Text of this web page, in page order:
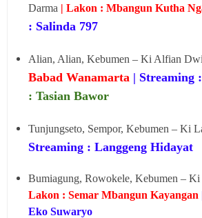
Darma | Lakon : Mbangun Kutha
: Salinda 797
Alian, Alian, Kebumen – Ki Alfian
Babad Wanamarta | Streaming
: Tasian Bawor
Tunjungseto, Sempor, Kebumen – Ki
Streaming : Langgeng Hidayat
Bumiagung, Rowokele, Kebumen –
Lakon : Semar Mbangun Kayangan
Eko Suwaryo